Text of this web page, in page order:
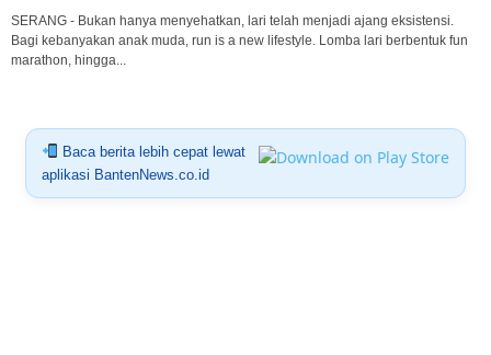
SERANG - Bukan hanya menyehatkan, lari telah menjadi ajang eksistensi.
Bagi kebanyakan anak muda, run is a new lifestyle. Lomba lari berbentuk fun
marathon, hingga...
Baca berita lebih cepat lewat
aplikasi BantenNews.co.id